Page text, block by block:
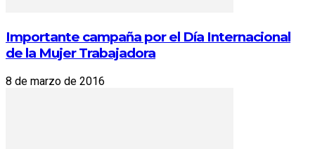
Importante campaña por el Día Internacional
de la Mujer Trabajadora
8 de marzo de 2016